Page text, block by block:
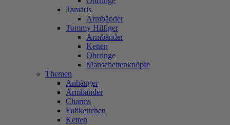
Tamaris
Armbänder
Tommy Hilfiger
Armbänder
Ketten
Ohrringe
Manschettenknöpfe
Themen
Anhänger
Armbänder
Charms
Fußkettchen
Ketten